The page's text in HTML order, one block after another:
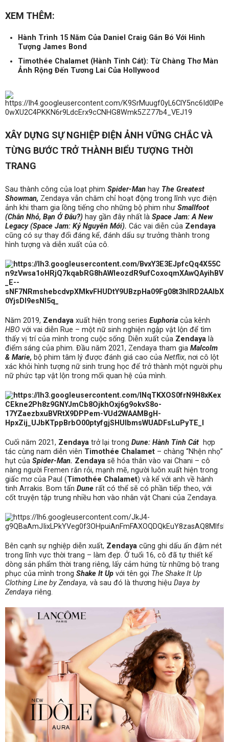
XEM THÊM:
Hành Trình 15 Năm Của Daniel Craig Gắn Bó Với Hình
Tượng James Bond
Timothée Chalamet (Hành Tinh Cát): Từ Chàng Thơ Màn
Ảnh Rộng Đến Tương Lai Của Hollywood
XÂY DỰNG SỰ NGHIỆP ĐIỆN ẢNH VỮNG CHẮC VÀ
TỪNG BƯỚC TRỞ THÀNH BIỂU TƯỢNG THỜI
TRANG
Sau thành công của loạt phim Spider-Man hay The Greatest
Showman, Zendaya vẫn chăm chỉ hoạt động trong lĩnh vực điện
ảnh khi tham gia lồng tiếng cho những bộ phim như Smallfoot
(Chân Nhỏ, Bạn Ở Đâu?) hay gần đây nhất là Space Jam: A New
Legacy (Space Jam: Kỷ Nguyên Mới). Các vai diễn của Zendaya
cũng có sự thay đổi đáng kể, đánh dấu sự trưởng thành trong
hình tượng và diễn xuất của cô.
Năm 2019, Zendaya xuất hiện trong series Euphoria của kênh
HBO với vai diễn Rue – một nữ sinh nghiện ngập vật lộn để tìm
thấy vị trí của mình trong cuộc sống. Diễn xuất của Zendaya là
điểm sáng của phim. Đầu năm 2021, Zendaya tham gia Malcolm
& Marie, bộ phim tâm lý được đánh giá cao của Netflix, nơi cô lột
xác khỏi hình tượng nữ sinh trung học để trở thành một người phụ
nữ phức tạp vật lộn trong mối quan hệ của mình.
Cuối năm 2021, Zendaya trở lại trong Dune: Hành Tinh Cát hợp
tác cùng nam diễn viên Timothée Chalamet – chàng “Nhện nhọ”
hụt của Spider-Man. Zendaya sẽ hóa thân vào vai Chani – cô
nàng người Fremen rắn rỏi, mạnh mẽ, người luôn xuất hiện trong
giấc mơ của Paul (Timothée Chalamet) và kể với anh về hành
tinh Arrakis. Bom tấn Dune rất có thể sẽ có phần tiếp theo, với
cốt truyện tập trung nhiều hơn vào nhân vật Chani của Zendaya.
Bên cạnh sự nghiệp diễn xuất, Zendaya cũng ghi dấu ấn đậm nét
trong lĩnh vực thời trang – làm đẹp. Ở tuổi 16, cô đã tự thiết kế
dòng sản phẩm thời trang riêng, lấy cảm hứng từ những bộ trang
phục của mình trong Shake It Up với tên gọi The Shake It Up
Clothing Line by Zendaya, và sau đó là thương hiệu Daya by
Zendaya riêng.